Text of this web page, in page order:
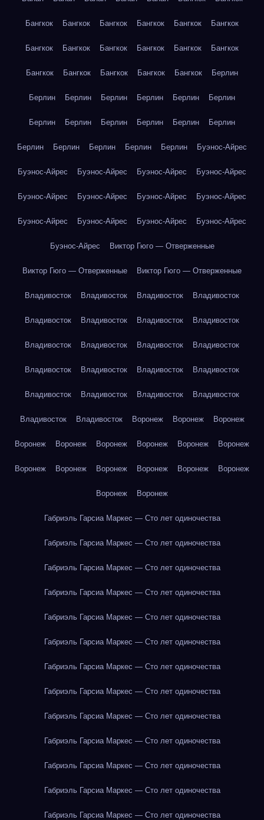
Бангкок Бангкок Бангкок Бангкок Бангкок Бангкок
Бангкок Бангкок Бангкок Бангкок Бангкок Бангкок
Бангкок Бангкок Бангкок Бангкок Бангкок Берлин
Берлин Берлин Берлин Берлин Берлин Берлин
Берлин Берлин Берлин Берлин Берлин Берлин
Берлин Берлин Берлин Берлин Берлин Буэнос-Айрес
Буэнос-Айрес Буэнос-Айрес Буэнос-Айрес Буэнос-Айрес
Буэнос-Айрес Буэнос-Айрес Буэнос-Айрес Буэнос-Айрес
Буэнос-Айрес Буэнос-Айрес Буэнос-Айрес Буэнос-Айрес
Буэнос-Айрес Виктор Гюго — Отверженные
Виктор Гюго — Отверженные Виктор Гюго — Отверженные
Владивосток Владивосток Владивосток Владивосток
Владивосток Владивосток Владивосток Владивосток
Владивосток Владивосток Владивосток Владивосток
Владивосток Владивосток Владивосток Владивосток
Владивосток Владивосток Владивосток Владивосток
Владивосток Владивосток Воронеж Воронеж Воронеж
Воронеж Воронеж Воронеж Воронеж Воронеж Воронеж
Воронеж Воронеж Воронеж Воронеж Воронеж Воронеж
Воронеж Воронеж
Габриэль Гарсиа Маркес — Сто лет одиночества
Габриэль Гарсиа Маркес — Сто лет одиночества
Габриэль Гарсиа Маркес — Сто лет одиночества
Габриэль Гарсиа Маркес — Сто лет одиночества
Габриэль Гарсиа Маркес — Сто лет одиночества
Габриэль Гарсиа Маркес — Сто лет одиночества
Габриэль Гарсиа Маркес — Сто лет одиночества
Габриэль Гарсиа Маркес — Сто лет одиночества
Габриэль Гарсиа Маркес — Сто лет одиночества
Габриэль Гарсиа Маркес — Сто лет одиночества
Габриэль Гарсиа Маркес — Сто лет одиночества
Габриэль Гарсиа Маркес — Сто лет одиночества
Габриэль Гарсиа Маркес — Сто лет одиночества